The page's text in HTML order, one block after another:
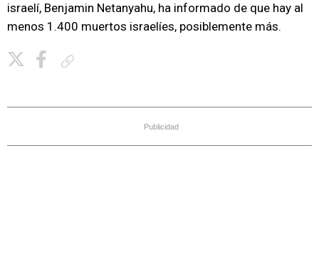
israelí, Benjamin Netanyahu, ha informado de que hay al
menos 1.400 muertos israelíes, posiblemente más.
Publicidad